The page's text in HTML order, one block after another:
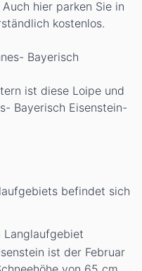
hier parken Sie in
kostenlos.
Bayerisch
ist diese Loipe und
Bayerisch Eisenstein-
befindet sich
Langlaufgebiet
ist der Februar